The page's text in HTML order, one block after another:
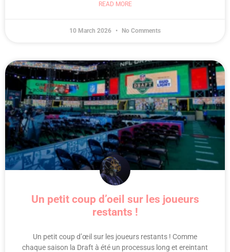
READ MORE
10 March 2026 No Comments
Un petit coup d’oeil sur les joueurs
restants !
Un petit coup d’œil sur les joueurs restants ! Comme
chaque saison la Draft à été un processus long et ereintant